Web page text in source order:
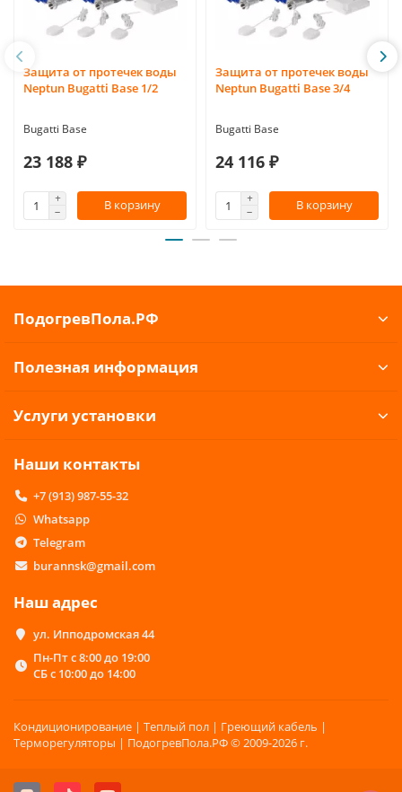
Защита от протечек воды
Neptun Bugatti Base 1/2
Bugatti Base
23 188 ₽
В корзину
Защита от протечек воды
Neptun Bugatti Base 3/4
Bugatti Base
24 116 ₽
В корзину
ПодогревПола.РФ
Полезная информация
Услуги установки
Наши контакты
+7 (913) 987-55-32
Whatsapp
Telegram
burannsk@gmail.com
Наш адрес
ул. Ипподромская 44
Пн-Пт с 8:00 до 19:00
СБ с 10:00 до 14:00
Кондиционирование | Теплый пол | Греющий кабель |
Терморегуляторы | ПодогревПола.РФ © 2009-2026 г.